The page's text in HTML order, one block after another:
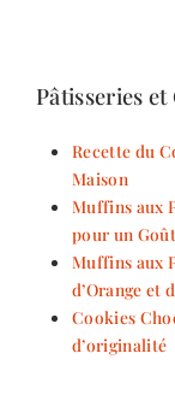
Pâtisseries et
Recette du
Maison
Muffins aux
pour un
Muffins aux
d’Orange et
Cookies
d’originalité